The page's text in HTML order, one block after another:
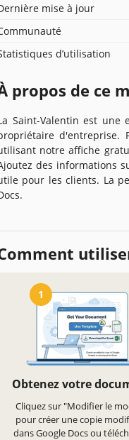
mise à jour
d’utilisation
propos de ce
Saint-Valentin est une
d'entreprise.
notre affiche
des informations
pour les clients. La
1
Obtenez votre
Cliquez sur "Modifier le
pour créer une copie
dans Google Docs ou